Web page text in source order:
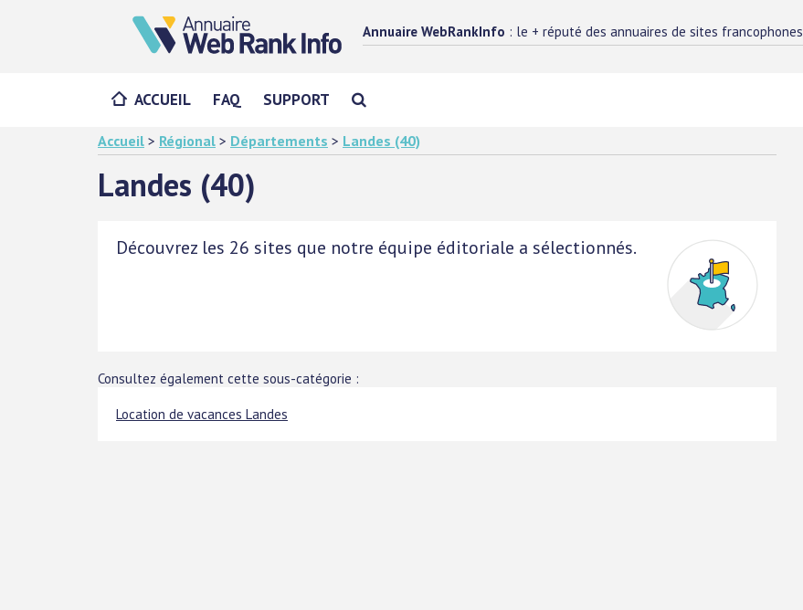
Annuaire WebRankInfo : le + réputé des annuaires de sites francophones
ACCUEIL FAQ SUPPORT
Accueil > Régional > Départements > Landes (40)
Landes (40)
Découvrez les 26 sites que notre équipe éditoriale a sélectionnés.
Consultez également cette sous-catégorie :
Location de vacances Landes